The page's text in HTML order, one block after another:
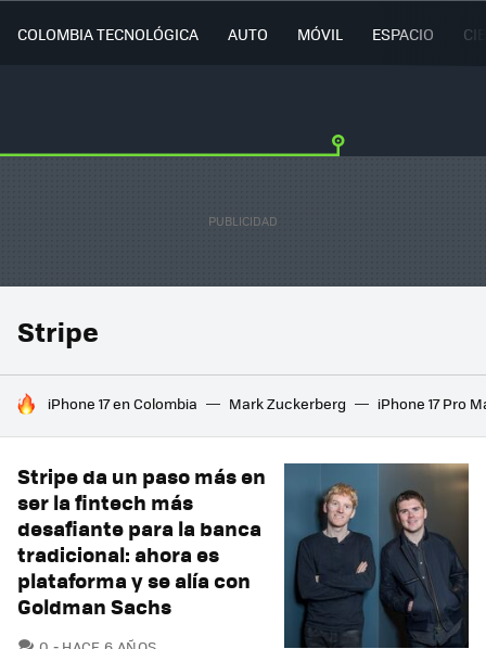
COLOMBIA TECNOLÓGICA AUTO MÓVIL ESPACIO
Stripe
HOY SE HABLA DE
iPhone 17 en Colombia Mark Zuckerberg iPhone 17 Pro
Stripe da un paso más en
ser la fintech más
desafiante para la banca
tradicional: ahora es
plataforma y se alía con
Goldman Sachs
COMENTARIOS